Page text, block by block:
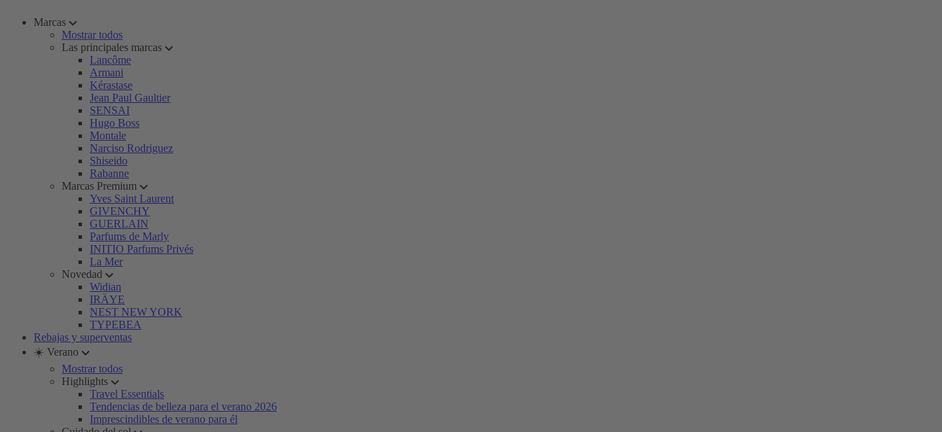
Marcas
Mostrar todos
Las principales marcas
Lancôme
Armani
Kérastase
Jean Paul Gaultier
SENSAI
Hugo Boss
Montale
Narciso Rodriguez
Shiseido
Rabanne
Marcas Premium
Yves Saint Laurent
GIVENCHY
GUERLAIN
Parfums de Marly
INITIO Parfums Privés
La Mer
Novedad
Widian
IRÄYE
NEST NEW YORK
TYPEBEA
Rebajas y superventas
☀️ Verano
Mostrar todos
Highlights
Travel Essentials
Tendencias de belleza para el verano 2026
Imprescindibles de verano para él